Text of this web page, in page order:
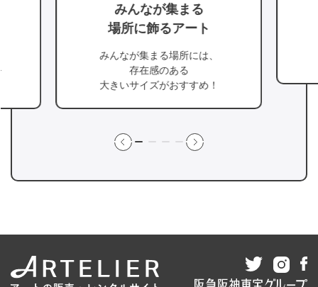
みんなが集まる
場所に飾るアート
みんなが集まる場所には、
存在感のある
大きいサイズがおすすめ！